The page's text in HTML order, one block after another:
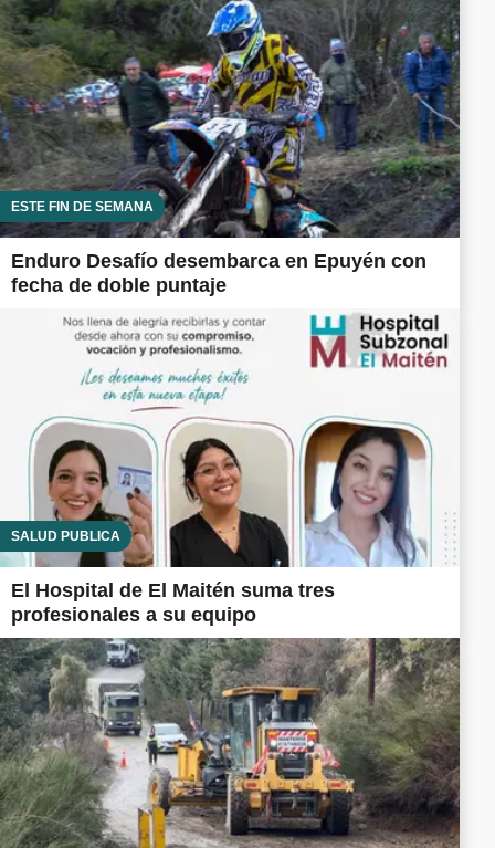
ESTE FIN DE SEMANA
Enduro Desafío desembarca en Epuyén con
fecha de doble puntaje
SALUD PÚBLICA
El Hospital de El Maitén suma tres
profesionales a su equipo